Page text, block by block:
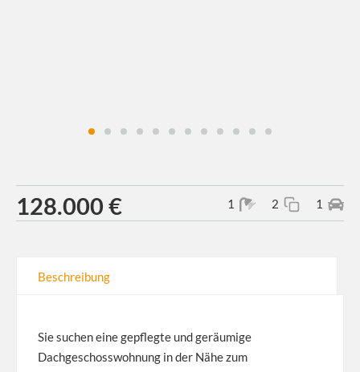
128.000 € 1
2
1
Beschreibung
Sie suchen eine gepflegte und geräumige
Dachgeschosswohnung in der Nähe zum